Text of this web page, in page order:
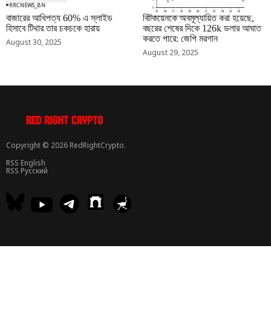
RRCNEWS_BN
বাজারের আধিপত্য 60% এ স্লাইড
হিসাবে টিথার তার চকচকে হারায়
August 30, 2025
RRCNEWS_BN
বিটকয়েনকে অবমূল্যায়িত করা হয়েছে,
বছরের শেষের দিকে 126k ডলার আঘাত
করতে পারে: জেপি মরগান
August 29, 2025
Copyright © 2026 RedRightCrypto.
RSS English
RSS Русский